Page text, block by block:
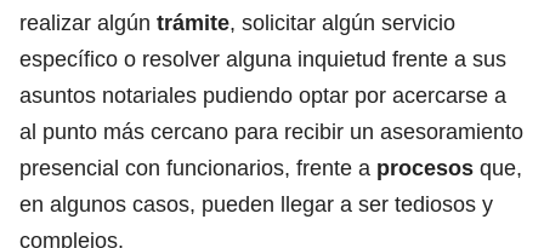
realizar algún trámite, solicitar algún servicio
específico o resolver alguna inquietud frente a sus
asuntos notariales pudiendo optar por acercarse a
al punto más cercano para recibir un asesoramiento
presencial con funcionarios, frente a procesos que,
en algunos casos, pueden llegar a ser tediosos y
complejos.